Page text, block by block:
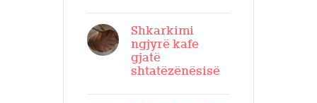
Shkarkimi
ngjyrë kafe
gjatë
shtatëzënësisë